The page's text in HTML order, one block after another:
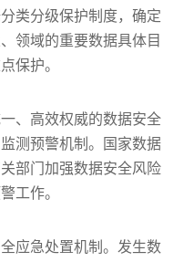
类分级保护制度，确定
领域的重要数据具体目
保护。
、高效权威的数据安全
测预警机制。国家数据
部门加强数据安全风险
工作。
应急处置机制。发生数